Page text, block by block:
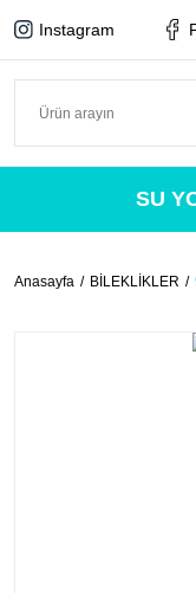
Instagram
SU
Anasayfa BİLEKLİKLER